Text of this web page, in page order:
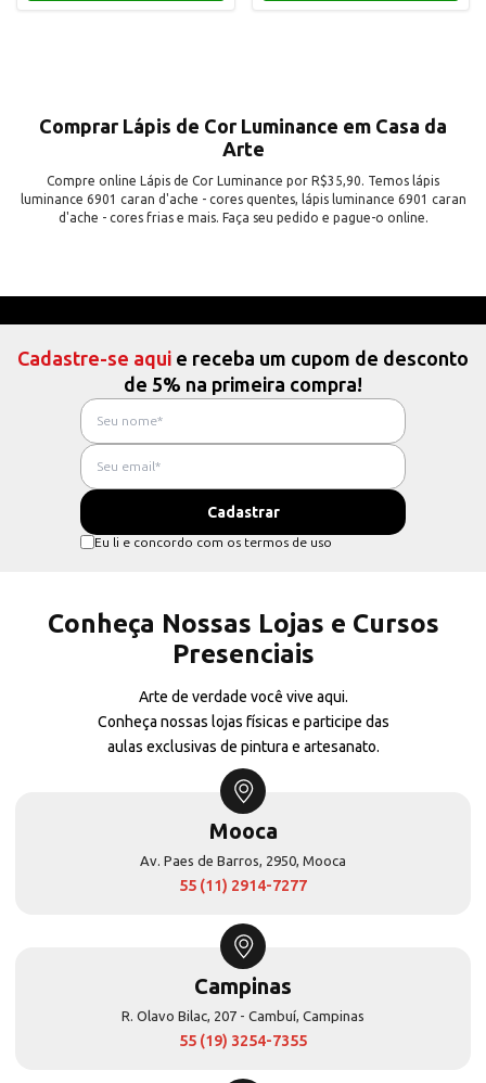
Comprar Lápis de Cor Luminance em Casa da
Arte
Compre online Lápis de Cor Luminance por R$35,90. Temos lápis
luminance 6901 caran d'ache - cores quentes, lápis luminance 6901 caran
d'ache - cores frias e mais. Faça seu pedido e pague-o online.
Cadastre-se aqui e receba um cupom de desconto
de 5% na primeira compra!
Eu li e concordo com os termos de uso
Conheça Nossas Lojas e Cursos
Presenciais
Arte de verdade você vive aqui.
Conheça nossas lojas físicas e participe das
aulas exclusivas de pintura e artesanato.
Mooca
Av. Paes de Barros, 2950, Mooca
55 (11) 2914-7277
Campinas
R. Olavo Bilac, 207 - Cambuí, Campinas
55 (19) 3254-7355